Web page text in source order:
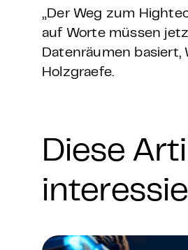
„Der Weg zum
auf Worte müssen
Datenräumen
Holzgraefe.
Diese